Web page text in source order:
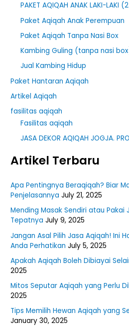
PAKET AQIQAH ANAK LAKI-LAKI
Paket Aqiqah Anak Perempuan
Paket Aqiqah Tanpa Nasi Box
Kambing Guling (tanpa nasi
Jual Kambing Hidup
Paket Hantaran Aqiqah
Artikel Aqiqah
fasilitas aqiqah
Fasilitas aqiqah
JASA DEKOR AQIQAH JOGJA.
Artikel Terbaru
Apa Pentingnya Beraqiqah? Biar
Penjelasannya July 21, 2025
Mending Masak Sendiri atau Pakai
Tepatnya July 9, 2025
Jangan Asal Pilih Jasa Aqiqah! Ini
Anda Perhatikan July 5, 2025
Apakah Aqiqah Boleh Dibiayai
2025
Mitos Seputar Aqiqah yang Perlu
2025
Tips Memilih Hewan Aqiqah yang
January 30, 2025